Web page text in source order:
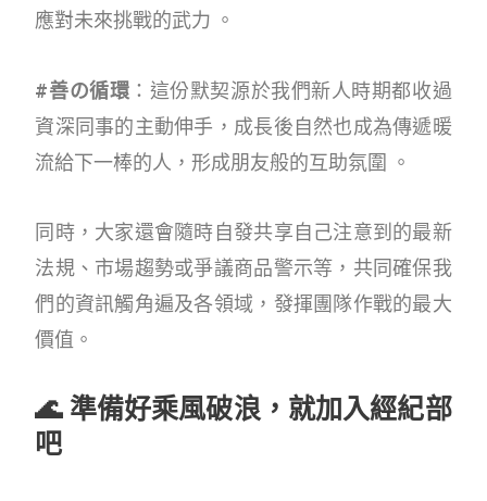
應對未來挑戰的武力 。
#善の循環 ：這份默契源於我們新人時期都收過
資深同事的主動伸手，成長後自然也成為傳遞暖
流給下一棒的人，形成朋友般的互助氛圍 。
同時，大家還會隨時自發共享自己注意到的最新
法規、市場趨勢或爭議商品警示等，共同確保我
們的資訊觸角遍及各領域，發揮團隊作戰的最大
價值。
🌊 準備好乘風破浪，就加入經紀部
吧